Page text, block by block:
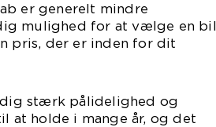
er generelt mindre
mulighed for at vælge en bil
pris, der er inden for dit
stærk pålidelighed og
at holde i mange år, og det